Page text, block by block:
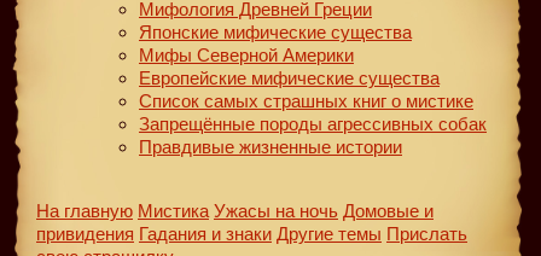
Мифология Древней Греции
Японские мифические существа
Мифы Северной Америки
Европейские мифические существа
Список самых страшных книг о мистике
Запрещённые породы агрессивных собак
Правдивые жизненные истории
На главную Мистика Ужасы на ночь Домовые и
привидения Гадания и знаки Другие темы Прислать